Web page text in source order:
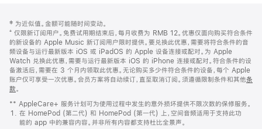
页
页
脚
注
‡ 为近似值。金额可能随时间变动。
⁺ 仅限新订阅用户。免费试用期结束后，每月收费为 RMB 12。优惠仅面向购买符合条件
的新设备的 Apple Music 新订阅用户限时提供。要兑换此优惠，需要将符合条件的音
频设备与运行最新版本 iOS 或 iPadOS 的 Apple 设备连接或配对。为 Apple
Watch 兑换此优惠，需要与运行最新版本 iOS 的 iPhone 连接或配对。符合条件的设
备激活后，需要在 3 个月内领取此优惠。无论购买多少件符合条件的设备，每个 Apple
账户仅可享受一次优惠。会员方案将自动续订，直至取消订阅。须遵循限制条件和其他条
款。
窗
口
中
** AppleCare+ 服务计划可为使用过程中发生的意外损坏提供不限次数的保修服务。
在 HomePod (第二代) 和 HomePod (第一代) 上，空间音频适用于支持此功
能的 app 中的兼容内容。并非所有内容都支持杜比全景声。